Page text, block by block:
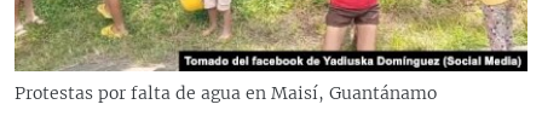
ESPECIALES
LA REALIDAD DE LA VIVIENDA EN CUBA
MULTIMEDIA
EDITORIALES
Protestas por falta de agua en Maisí, Guantánamo